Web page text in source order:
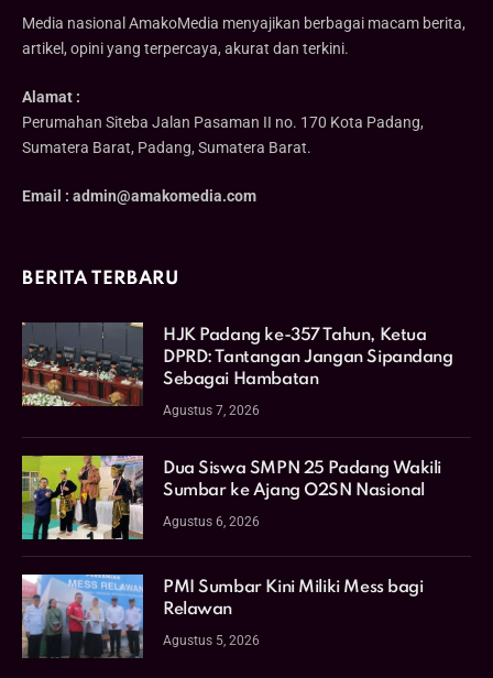
Media nasional AmakoMedia menyajikan berbagai macam berita,
artikel, opini yang terpercaya, akurat dan terkini.
Alamat :
Perumahan Siteba Jalan Pasaman II no. 170 Kota Padang,
Sumatera Barat, Padang, Sumatera Barat.
Email : admin@amakomedia.com
BERITA TERBARU
HJK Padang ke-357 Tahun, Ketua
DPRD: Tantangan Jangan Sipandang
Sebagai Hambatan
Agustus 7, 2026
Dua Siswa SMPN 25 Padang Wakili
Sumbar ke Ajang O2SN Nasional
Agustus 6, 2026
PMI Sumbar Kini Miliki Mess bagi
Relawan
Agustus 5, 2026